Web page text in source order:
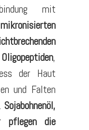
mit
,
der Haut
und Falten
Sojabohnenöl,
pflegen die